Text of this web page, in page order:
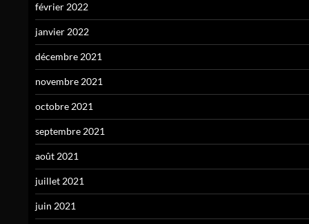
février 2022
janvier 2022
décembre 2021
novembre 2021
octobre 2021
septembre 2021
août 2021
juillet 2021
juin 2021